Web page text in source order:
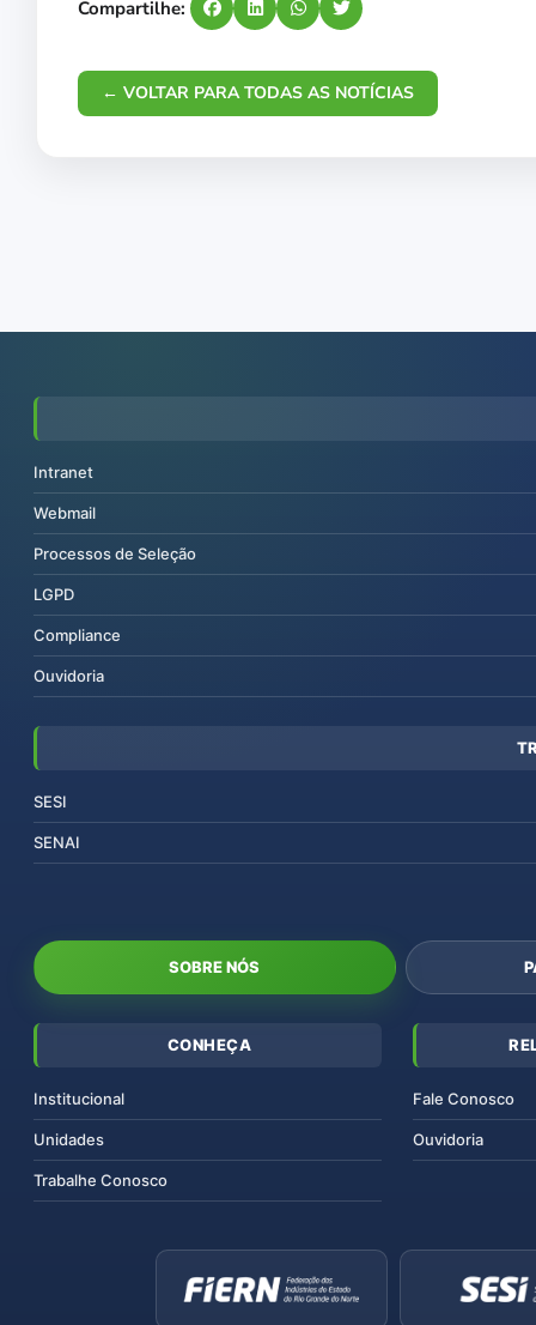
Compartilhe:
← VOLTAR PARA TODAS AS NOTÍCIAS
Intranet
Webmail
Processos de Seleção
LGPD
Compliance
Ouvidoria
SESI
SENAI
SOBRE NÓS
CONHEÇA
Institucional
Unidades
Trabalhe Conosco
Fale Conosco
Ouvidoria